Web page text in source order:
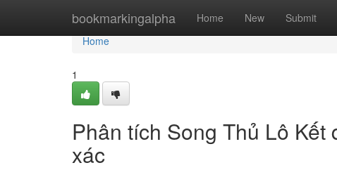
bookmarkingalpha Home New Submit
Home
Home
1
Phân tích Song Thủ Lô Kết
xác